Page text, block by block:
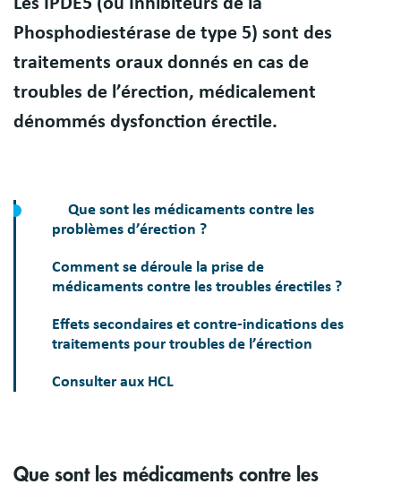
Phosphodiestérase de type 5) sont des
traitements oraux donnés en cas de
troubles de l’érection, médicalement
dénommés dysfonction érectile.
Que sont les médicaments contre les
problèmes d’érection ?
Comment se déroule la prise de
médicaments contre les troubles érectiles ?
Effets secondaires et contre-indications des
traitements pour troubles de l’érection
Consulter aux HCL
Que sont les médicaments contre les